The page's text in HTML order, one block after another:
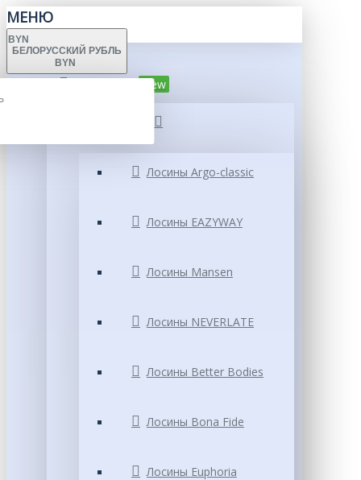
МЕНЮ
BYN
БЕЛОРУССКИЙ РУБЛЬ
BYN
New
Лосины Argo-classic
Лосины EAZYWAY
Лосины Mansen
Лосины NEVERLATE
Лосины Better Bodies
Лосины Bona Fide
Лосины Euphoria